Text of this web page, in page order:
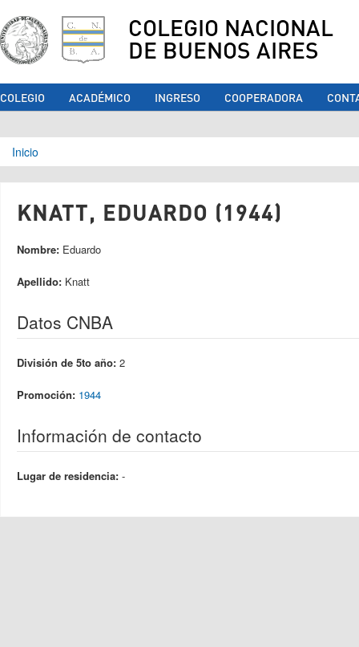
COLEGIO NACIONAL
DE BUENOS AIRES
COLEGIO ACADÉMICO INGRESO COOPERADORA
Se encuentra usted aquí
Inicio
KNATT, EDUARDO (1944)
Nombre: Eduardo
Apellido: Knatt
Datos CNBA
División de 5to año: 2
Promoción: 1944
Información de contacto
Lugar de residencia: -